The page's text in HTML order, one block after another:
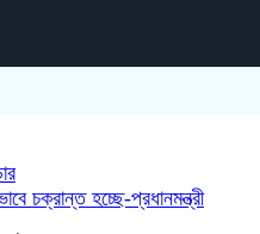
চক্রান্ত হচ্ছে-প্রধানমন্ত্রী